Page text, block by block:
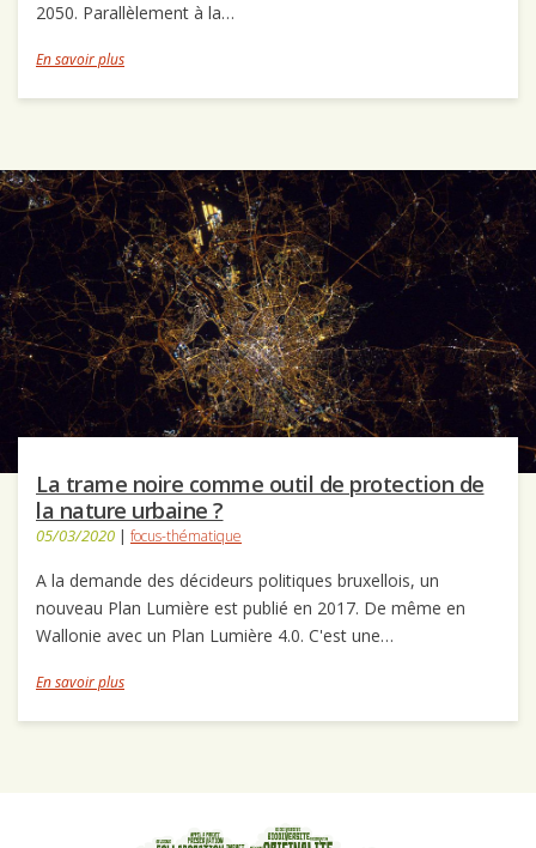
2050. Parallèlement à la…
En savoir plus
La trame noire comme outil de protection de
la nature urbaine ?
05/03/2020 | focus-thématique
A la demande des décideurs politiques bruxellois, un
nouveau Plan Lumière est publié en 2017. De même en
Wallonie avec un Plan Lumière 4.0. C'est une…
En savoir plus